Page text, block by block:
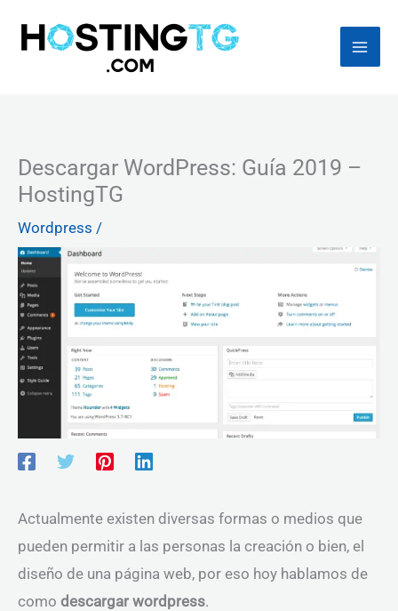
Descargar WordPress: Guía 2019 –
HostingTG
Wordpress /
Actualmente existen diversas formas o medios que
pueden permitir a las personas la creación o bien, el
diseño de una página web, por eso hoy hablamos de
como descargar wordpress.